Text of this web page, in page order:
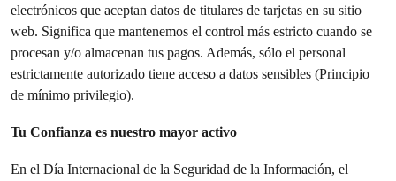
electrónicos que aceptan datos de titulares de tarjetas en su sitio
web. Significa que mantenemos el control más estricto cuando se
procesan y/o almacenan tus pagos. Además, sólo el personal
estrictamente autorizado tiene acceso a datos sensibles (Principio
de mínimo privilegio).
Tu Confianza es nuestro mayor activo
En el Día Internacional de la Seguridad de la Información, el